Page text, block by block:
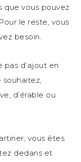
que vous pouvez
Pour le reste, vous
besoin.
d’ajout en
d’érable ou
vous êtes
dedans et